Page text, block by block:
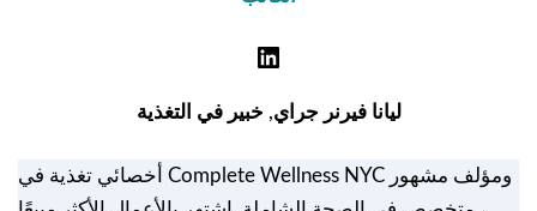
ليانا فيرنر جراي, خبير في التغذية
أخصائي تغذية في Complete Wellness NYC ومؤلف مشهور